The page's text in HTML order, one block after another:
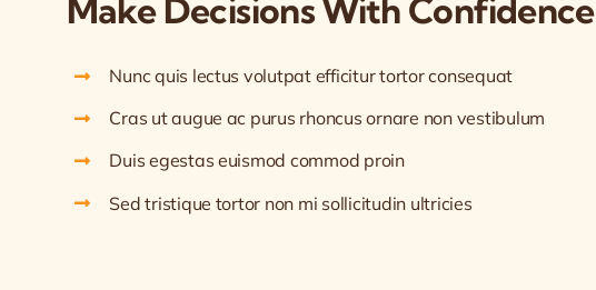
Make Decisions With Confidence
Nunc quis lectus volutpat efficitur tortor consequat
Cras ut augue ac purus rhoncus ornare non vestibulum
Duis egestas euismod commod proin
Sed tristique tortor non mi sollicitudin ultricies